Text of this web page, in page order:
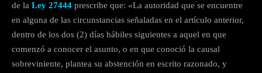
de la Ley 27444 prescribe que: «La autoridad que se encuentre
en alguna de las circunstancias señaladas en el artículo anterior,
dentro de los dos (2) días hábiles siguientes a aquel en que
comenzó a conocer el asunto, o en que conoció la causal
sobreviniente, plantea su abstención en escrito razonado, y